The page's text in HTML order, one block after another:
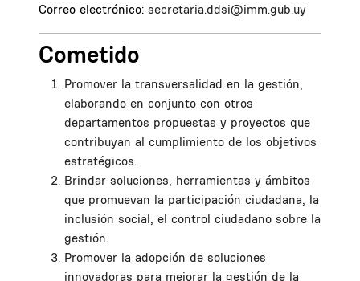
Correo electrónico: secretaria.ddsi@imm.gub.uy
Cometido
Promover la transversalidad en la gestión,
elaborando en conjunto con otros
departamentos propuestas y proyectos que
contribuyan al cumplimiento de los objetivos
estratégicos.
Brindar soluciones, herramientas y ámbitos
que promuevan la participación ciudadana, la
inclusión social, el control ciudadano sobre la
gestión.
Promover la adopción de soluciones
innovadoras para mejorar la gestión de la